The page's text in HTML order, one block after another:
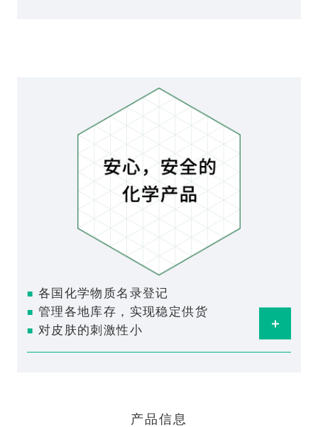
■ 各国化学物质名录登记
■ 管理各地库存，实现稳定供货
■ 对皮肤的刺激性小
产品信息